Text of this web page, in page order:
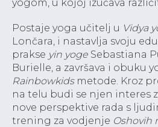
yogom, u kojoj izučava
Postaje yoga učitelj u Vidya
Lončara, i nastavlja svoju
prakse yin yoge Sebastiana
Burielle, a završava i obuku
Rainbowkidsmetode. Kroz
na telu budi se njen interes
nove perspektive rada s
trening za vodjenje Oshovih